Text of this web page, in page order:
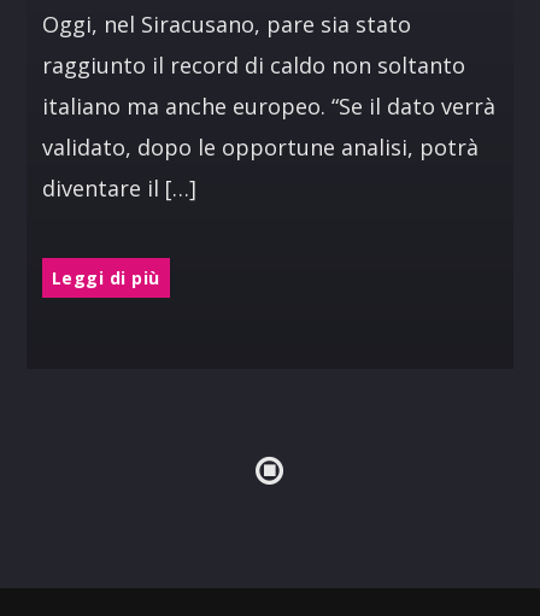
Oggi, nel Siracusano, pare sia stato
raggiunto il record di caldo non soltanto
italiano ma anche europeo. “Se il dato verrà
validato, dopo le opportune analisi, potrà
diventare il […]
Leggi di più